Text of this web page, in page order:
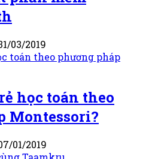
03/2019
học toán theo
Montessori?
01/2019